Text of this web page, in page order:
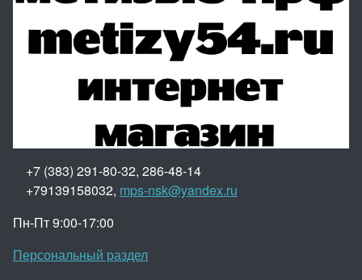
+7 (383) 291-80-32, 286-48-14
+79139158032, mps-nsk@yandex.ru
Пн-Пт 9:00-17:00
Персональный раздел